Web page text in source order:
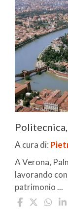
A cura di:
A Verona,
lavorando
patrimonio ...